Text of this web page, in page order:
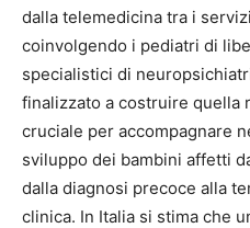
dalla telemedicina tra i
coinvolgendo i pediatri di
specialistici di
finalizzato a costruire quella
cruciale per accompagnare
sviluppo dei bambini affetti
dalla diagnosi precoce alla
clinica. In Italia si stima che